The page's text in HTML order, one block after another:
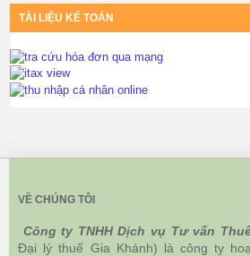
TÀI LIỆU KẾ TOÁN
VỀ CHÚNG TÔI
Công ty TNHH Dịch vụ Tư vấn
Đại lý thuế Gia Khánh) là công ty